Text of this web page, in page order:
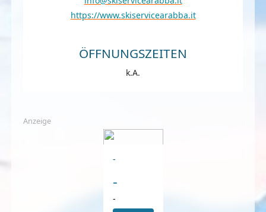
https://www.skiservicearabba.it
ÖFFNUNGSZEITEN
k.A.
Anzeige
-
-
-